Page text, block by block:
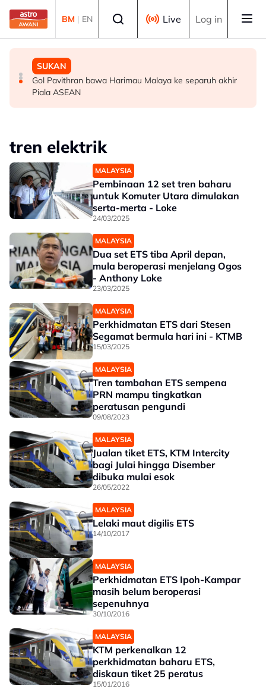
Skip to main content
BM | EN Live Log in
MALAYSIA
Berita tempatan pilihan sepanjang hari ini
MALAYSIA
Bapa lemas cuba selamatkan anak jatuh kolam ikan
SUKAN
Gol Pavithran bawa Harimau Malaya ke separuh akhir
Piala ASEAN
tren elektrik
MALAYSIA
Pembinaan 12 set tren baharu
untuk Komuter Utara dimulakan
serta-merta - Loke
24/03/2025
MALAYSIA
Dua set ETS tiba April depan,
mula beroperasi menjelang Ogos
- Anthony Loke
23/03/2025
MALAYSIA
Perkhidmatan ETS dari Stesen
Segamat bermula hari ini - KTMB
15/03/2025
MALAYSIA
Tren tambahan ETS sempena
PRN mampu tingkatkan
peratusan pengundi
09/08/2023
MALAYSIA
Jualan tiket ETS, KTM Intercity
bagi Julai hingga Disember
dibuka mulai esok
26/05/2022
MALAYSIA
Lelaki maut digilis ETS
14/10/2017
MALAYSIA
Perkhidmatan ETS Ipoh-Kampar
masih belum beroperasi
sepenuhnya
30/10/2016
MALAYSIA
KTM perkenalkan 12
perkhidmatan baharu ETS,
diskaun tiket 25 peratus
15/01/2016